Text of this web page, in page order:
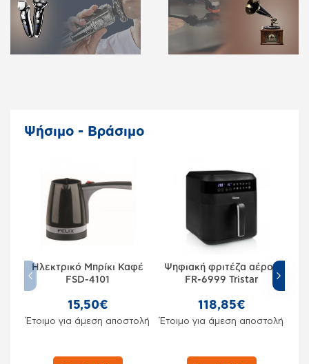
Ψήσιμο - Βράσιμο
Ηλεκτρικό Μπρίκι Καφέ
FSD-4101
15,50€
Έτοιμο για άμεση αποστολή
Ψηφιακή φριτέζα αέρος
FR-6999 Tristar
118,85€
Έτοιμο για άμεση αποστολή